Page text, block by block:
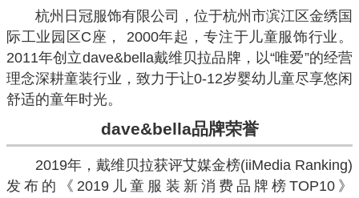
杭州日冠服饰有限公司，位于杭州市滨江区金绣国
际工业园区C座， 2000年起，专注于儿童服饰行业。
2011年创立dave&bella戴维贝拉品牌，以“唯爱”的经营
理念深耕童装行业，致力于让0-12岁婴幼儿童尽享悠闲
舒适的童年时光。
dave&bella品牌荣誉
2019年，戴维贝拉获评艾媒金榜(iiMedia Ranking)
发布的《2019儿童服装新消费品牌榜TOP10》